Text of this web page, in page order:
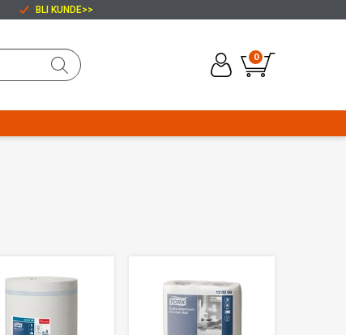
BLI KUNDE>>
0